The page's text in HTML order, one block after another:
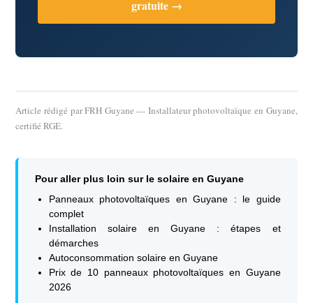
gratuite →
Article rédigé parFRH Guyane — Installateur photovoltaïque en Guyane,
certifié RGE.
Pour aller plus loin sur le solaire en Guyane
Panneaux photovoltaïques en Guyane : le guide
complet
Installation solaire en Guyane : étapes et
démarches
Autoconsommation solaire en Guyane
Prix de 10 panneaux photovoltaïques en Guyane
2026